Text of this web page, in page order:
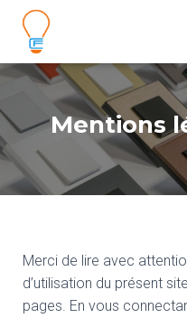
Mentions
Merci de lire avec
d’utilisation du présent
pages. En vous